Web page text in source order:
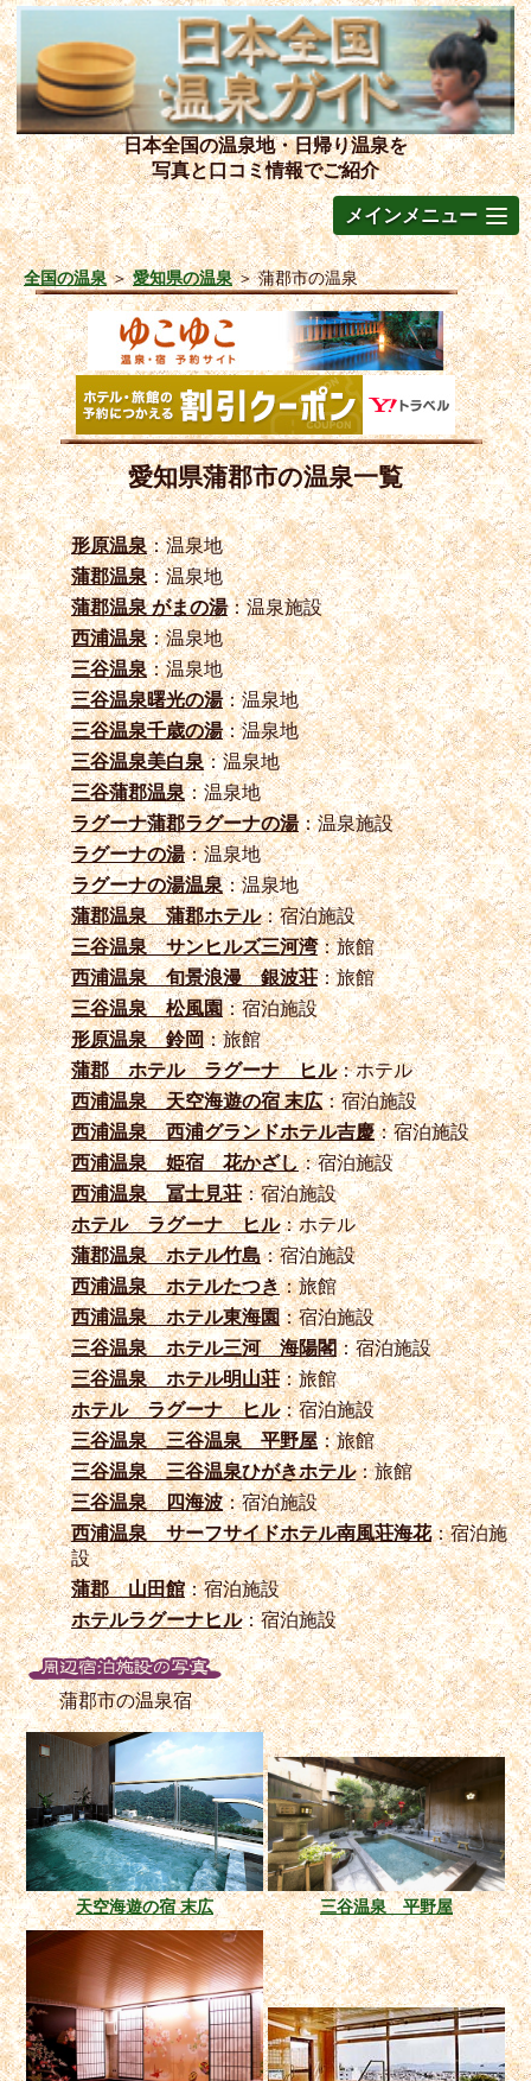
日本全国の温泉地・日帰り温泉を
写真と口コミ情報でご紹介
メインメニュー
全国の温泉＞愛知県の温泉＞蒲郡市の温泉
愛知県蒲郡市の温泉一覧
形原温泉：温泉地
蒲郡温泉：温泉地
蒲郡温泉 がまの湯：温泉施設
西浦温泉：温泉地
三谷温泉：温泉地
三谷温泉曙光の湯：温泉地
三谷温泉千歳の湯：温泉地
三谷温泉美白泉：温泉地
三谷蒲郡温泉：温泉地
ラグーナ蒲郡ラグーナの湯：温泉施設
ラグーナの湯：温泉地
ラグーナの湯温泉：温泉地
蒲郡温泉 蒲郡ホテル：宿泊施設
三谷温泉 サンヒルズ三河湾：旅館
西浦温泉 旬景浪漫 銀波荘：旅館
三谷温泉 松風園：宿泊施設
形原温泉 鈴岡：旅館
蒲郡 ホテル ラグーナ ヒル：ホテル
西浦温泉 天空海遊の宿 末広：宿泊施設
西浦温泉 西浦グランドホテル吉慶：宿泊施設
西浦温泉 姫宿 花かざし：宿泊施設
西浦温泉 冨士見荘：宿泊施設
ホテル ラグーナ ヒル：ホテル
蒲郡温泉 ホテル竹島：宿泊施設
西浦温泉 ホテルたつき：旅館
西浦温泉 ホテル東海園：宿泊施設
三谷温泉 ホテル三河 海陽閣：宿泊施設
三谷温泉 ホテル明山荘：旅館
ホテル ラグーナ ヒル：宿泊施設
三谷温泉 三谷温泉 平野屋：旅館
三谷温泉 三谷温泉ひがきホテル：旅館
三谷温泉 四海波：宿泊施設
西浦温泉 サーフサイドホテル南風荘海花：宿泊施
設
蒲郡 山田館：宿泊施設
ホテルラグーナヒル：宿泊施設
蒲郡市の温泉宿
天空海遊の宿 末広 三谷温泉 平野屋